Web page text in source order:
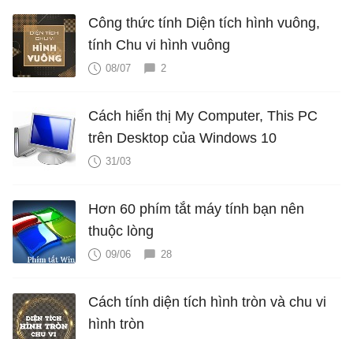
Công thức tính Diện tích hình vuông,
tính Chu vi hình vuông
08/07 2
Cách hiển thị My Computer, This PC
trên Desktop của Windows 10
31/03
Hơn 60 phím tắt máy tính bạn nên
thuộc lòng
09/06 28
Cách tính diện tích hình tròn và chu vi
hình tròn